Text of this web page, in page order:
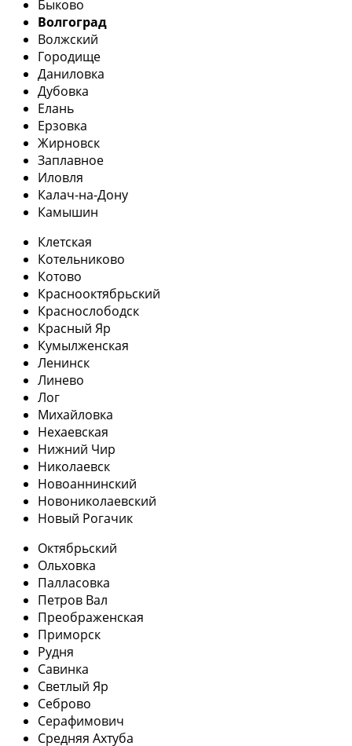
Быково
Волгоград
Волжский
Городище
Даниловка
Дубовка
Елань
Ерзовка
Жирновск
Заплавное
Иловля
Калач-на-Дону
Камышин
Клетская
Котельниково
Котово
Краснооктябрьский
Краснослободск
Красный Яр
Кумылженская
Ленинск
Линево
Лог
Михайловка
Нехаевская
Нижний Чир
Николаевск
Новоаннинский
Новониколаевский
Новый Рогачик
Октябрьский
Ольховка
Палласовка
Петров Вал
Преображенская
Приморск
Рудня
Савинка
Светлый Яр
Себрово
Серафимович
Средняя Ахтуба